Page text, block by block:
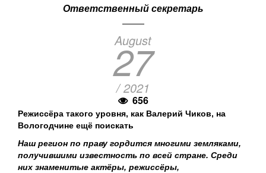
Ответственный секретарь
August
27
/ 2021
656
Режиссёра такого уровня, как Валерий Чиков, на
Вологодчине ещё поискать
Наш регион по праву гордится многими земляками,
получившими известность по всей стране. Среди
них знаменитые актёры, режиссёры,